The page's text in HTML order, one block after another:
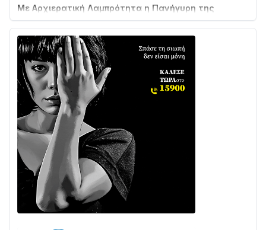
Μεταμορφώσεως του Σωτήρος στο Γολέμι
Ενισχύεται η Πολιτική Προστασία στο Δήμο Αγρινίου
με δύο νέα υδροφόρα οχήματα
02/08 • 18:26
Διαβάστε την «Ναυπακτία» που κυκλοφορεί
31/07 • 08:16
Δωρίδα για Όλους: «Καμία εκχώρηση των νερών
στην ΕΥΔΑΠ»
28/07 • 21:46
Διαβάστε την «Ναυπακτία» που κυκλοφορεί
24/07 • 11:31
Γιορτή της Τράτας 2026 | Ερατεινή Δωρίδας:
Παράδοση, Χορός & Γλέντι!